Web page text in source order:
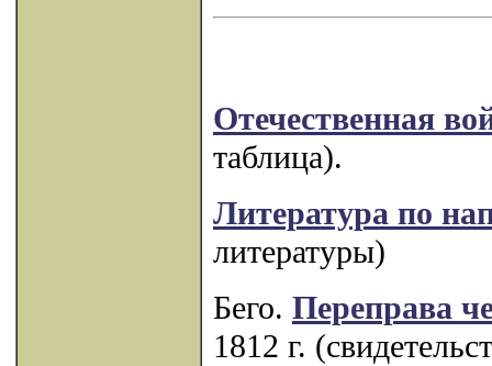
Отечественная
таблица).
Литература по
литературы)
Бего. Переправа
1812 г.